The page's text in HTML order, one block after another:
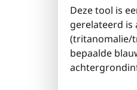
Deze tool is
gerelateerd is
(tritanomalie/
bepaalde